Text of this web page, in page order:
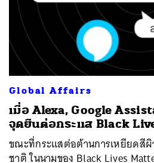
Global Affairs
เมื่อ Alexa, Google
จุดยืนต่อกระแส Black
ขณะที่กระแสต่อต้านการเหยียดสีผิ
ชาติ ในนามของ Black Lives